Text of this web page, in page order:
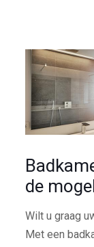
de
Wilt u graag
Met een